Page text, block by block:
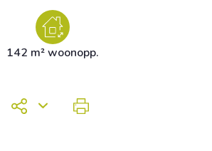
142 m² woonopp.